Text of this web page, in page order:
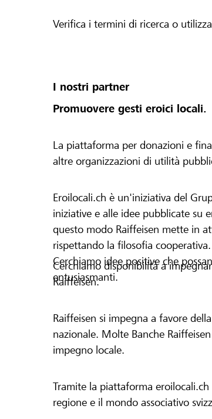
Verifica i termini di ricerca o
I nostri partner
Promuovere gesti eroici locali.
La piattaforma per donazioni e
altre organizzazioni di utilità
Eroilocali.ch è un'iniziativa del
iniziative e alle idee pubblicate su
questo modo Raiffeisen mette in
rispettando la filosofia cooperativa.
Cerchiamo idee positive che
entusiasmanti.
Cerchiamo disponibilità a
Raiffeisen.
Raiffeisen si impegna a favore
nazionale. Molte Banche
impegno locale.
Tramite la piattaforma
regione e il mondo associativo